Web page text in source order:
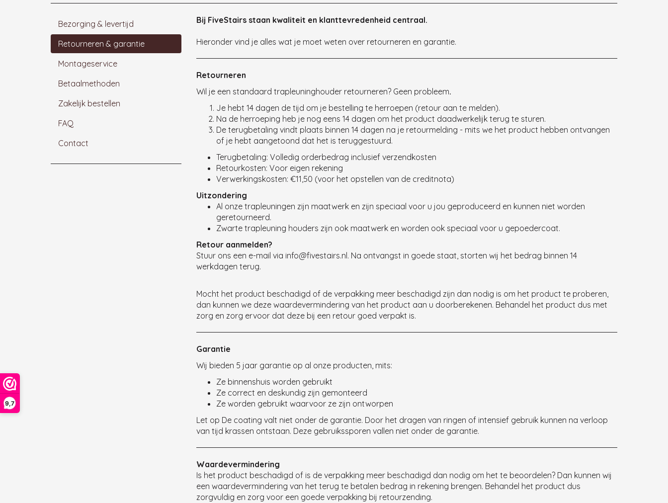
9,7
Bezorging & levertijd
Retourneren & garantie
Montageservice
Betaalmethoden
Zakelijk bestellen
FAQ
Contact
Bij FiveStairs staan kwaliteit en klanttevredenheid centraal.
Hieronder vind je alles wat je moet weten over retourneren en garantie.
Retourneren
Wil je een standaard trapleuninghouder retourneren? Geen probleem.
Je hebt 14 dagen de tijd om je bestelling te herroepen (retour aan te melden).
Na de herroeping heb je nog eens 14 dagen om het product daadwerkelijk terug te sturen.
De terugbetaling vindt plaats binnen 14 dagen na je retourmelding - mits we het product hebben ontvangen
of je hebt aangetoond dat het is teruggestuurd.
Terugbetaling: Volledig orderbedrag inclusief verzendkosten
Retourkosten: Voor eigen rekening
Verwerkingskosten: €11,50 (voor het opstellen van de creditnota)
Uitzondering
Al onze trapleuningen zijn maatwerk en zijn speciaal voor u jou geproduceerd en kunnen niet worden
geretourneerd.
Zwarte trapleuning houders zijn ook maatwerk en worden ook speciaal voor u gepoedercoat.
Retour aanmelden?
Stuur ons een e-mail via info@fivestairs.nl. Na ontvangst in goede staat, storten wij het bedrag binnen 14
werkdagen terug.
Mocht het product beschadigd of de verpakking meer beschadigd zijn dan nodig is om het product te proberen,
dan kunnen we deze waardevermindering van het product aan u doorberekenen. Behandel het product dus met
zorg en zorg ervoor dat deze bij een retour goed verpakt is.
Garantie
Wij bieden 5 jaar garantie op al onze producten, mits:
Ze binnenshuis worden gebruikt
Ze correct en deskundig zijn gemonteerd
Ze worden gebruikt waarvoor ze zijn ontworpen
Let op De coating valt niet onder de garantie. Door het dragen van ringen of intensief gebruik kunnen na verloop
van tijd krassen ontstaan. Deze gebruikssporen vallen niet onder de garantie.
Waardevermindering
Is het product beschadigd of is de verpakking meer beschadigd dan nodig om het te beoordelen? Dan kunnen wij
een waardevermindering van het terug te betalen bedrag in rekening brengen. Behandel het product dus
zorgvuldig en zorg voor een goede verpakking bij retourzending.